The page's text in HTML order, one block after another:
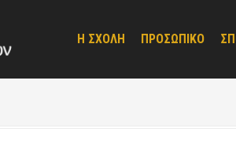
Η ΣΧΟΛΗ ΠΡΟΣΩΠΙΚΟ